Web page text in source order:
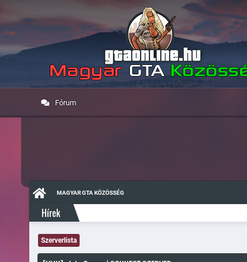
Fórum
MAGYAR GTA KÖZÖSSÉG
Hírek
Szerverlista